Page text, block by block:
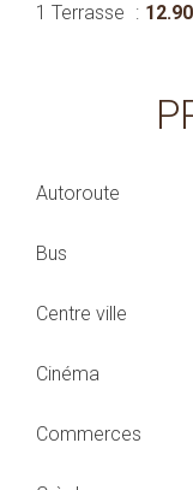
1 Terrasse
Autoroute
Bus
Centre ville
Cinéma
Commerces